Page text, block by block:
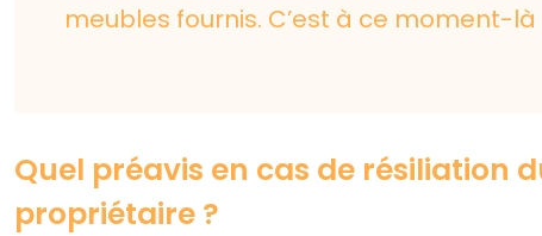
meubles fournis. C’est à ce moment-
Quel préavis en cas de résiliation
propriétaire ?